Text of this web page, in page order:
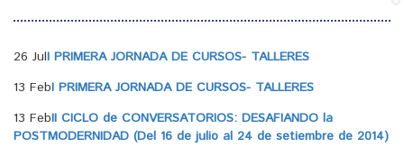
26 JulI PRIMERA JORNADA DE CURSOS- TALLERES
13 FebI PRIMERA JORNADA DE CURSOS- TALLERES
13 FebII CICLO de CONVERSATORIOS: DESAFIANDO la
POSTMODERNIDAD (Del 16 de julio al 24 de setiembre de 2014)